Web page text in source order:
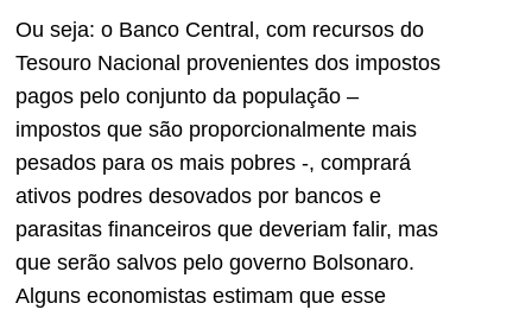
Ou seja: o Banco Central, com recursos do
Tesouro Nacional provenientes dos impostos
pagos pelo conjunto da população –
impostos que são proporcionalmente mais
pesados para os mais pobres -, comprará
ativos podres desovados por bancos e
parasitas financeiros que deveriam falir, mas
que serão salvos pelo governo Bolsonaro.
Alguns economistas estimam que esse